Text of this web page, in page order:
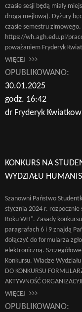
czasie sesji będą miały
drogą mejlową). Dyżury
czasie semestru
https://wh.agh.edu.pl/
poważaniem Fryderyk
WIĘCEJ
OPUBLIKOWANO:
30.01.2025
godz. 16:42
dr Fryderyk
KONKURS NA
WYDZIAŁU
Szanowni Państwo
stycznia 2024 r.
Roku WH”. Zasady
paragrafach 6 i 9 znajdą
dołączyć do formularza
elektroniczną.
Konkursu. Władze
DO KONKURSU
AKTYWNOŚĆ
WIĘCEJ
OPUBLIKOWANO: